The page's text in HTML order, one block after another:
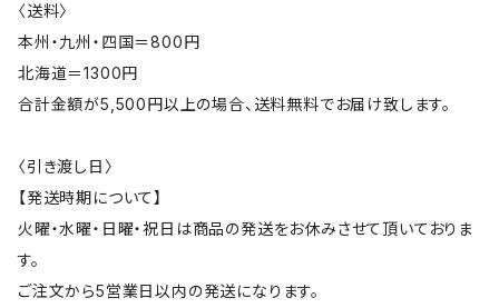
〈送料〉
本州・九州・四国＝800円
北海道＝1300円
合計金額が5,500円以上の場合、送料無料でお届け致します。
〈引き渡し日〉
【発送時期について】
火曜・水曜・日曜・祝日は商品の発送をお休みさせて頂いておりま
す。
ご注文から5営業日以内の発送になります。